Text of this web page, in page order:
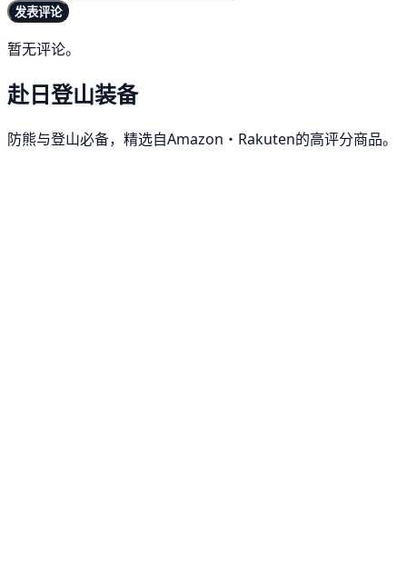
发表评论
暂无评论。
赴日登山装备
防熊与登山必备，精选自Amazon・Rakuten的高评分商品。